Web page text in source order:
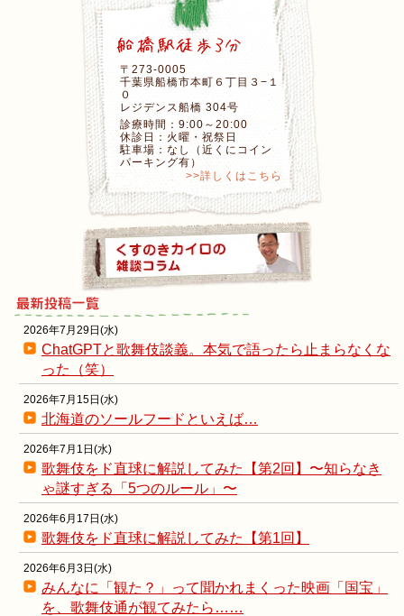
〒273-0005
千葉県船橋市本町６丁目３−１
０
レジデンス船橋 304号
診療時間：9:00～20:00
休診日：火曜・祝祭日
駐車場：なし（近くにコイン
パーキング有）
>>詳しくはこちら
2026年7月29日(水)
ChatGPTと歌舞伎談義。本気で語ったら止まらなくな
った（笑）
2026年7月15日(水)
北海道のソールフードといえば…
2026年7月1日(水)
歌舞伎をド直球に解説してみた【第2回】〜知らなき
ゃ謎すぎる「5つのルール」〜
2026年6月17日(水)
歌舞伎をド直球に解説してみた【第1回】
2026年6月3日(水)
みんなに「観た？」って聞かれまくった映画「国宝」
を、歌舞伎通が観てみたら……